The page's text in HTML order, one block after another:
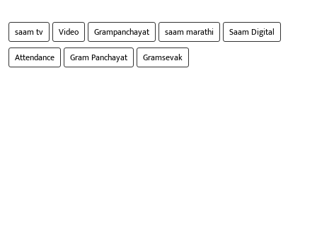
saam tv Video Grampanchayat saam marathi
Saam Digital
Attendance
Gram Panchayat Gramsevak